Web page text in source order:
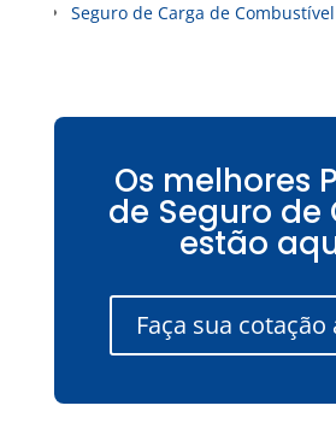
Seguro de Carga de Combustível
Os melhores
de Seguro de
estão
Faça sua cotação